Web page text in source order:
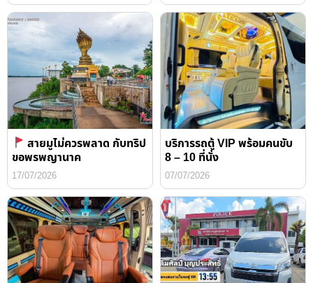
สายมูไม่ควรพลาด กับทริป
ขอพรพญานาค
17/07/2026
บริการรถตู้ VIP พร้อมคนขับ
8 – 10 ที่นั่ง
07/07/2026